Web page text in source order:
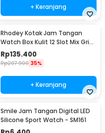
+ Keranjang
Rhodey Kotak Jam Tangan
Watch Box Kulit 12 Slot Mix Grid
30x20x8cm - JO12
Rp135.400
Rp207.900 35%
+ Keranjang
Smile Jam Tangan Digital LED
Silicone Sport Watch - SM161